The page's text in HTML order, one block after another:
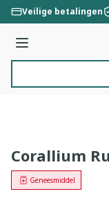
Ga naar de inhoud
Veilige betalingen
Menu
Corallium
Geneesmiddel